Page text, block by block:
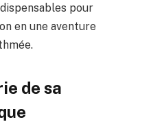
pour
en une aventure
de sa